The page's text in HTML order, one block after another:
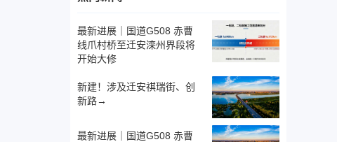
最新进展｜国道G508 赤曹
线爪村桥至迁安滦州界段将
开始大修
新建！涉及迁安祺瑞街、创
新路→
最新进展｜国道G508 赤曹